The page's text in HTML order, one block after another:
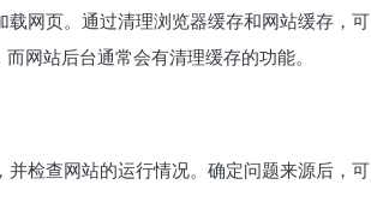
网页。通过清理浏览器缓存和网站缓存，可
网站后台通常会有清理缓存的功能。
检查网站的运行情况。确定问题来源后，可